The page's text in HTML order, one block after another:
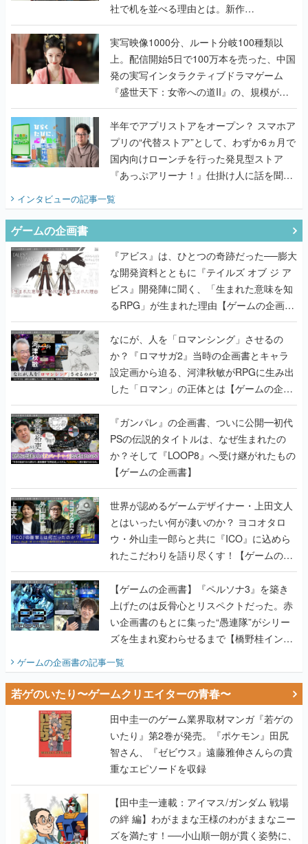
社で机を並べる理由とは。新作
『TATSUJIN EXTREME』で初タッグを組
んだレジェンド2人に訊く開発秘話
実写映像1000分、ルート分岐100種類以
上。配信開始5日で100万本を売った、中国
発の実写インタラクティブドラマゲーム
『盛世天下：女帝への道II』の、規模が違
うこだわりをプロデューサーに聞いた
半年でアプリストアをオープン？ スマホア
プリの“代替ストア”として、わずか6ヵ月で
国内向けローンチを行った発見型ストア
『あっぷアリーナ！』仕掛け人に話を聞い
てみた
インタビューの記事一覧
ゲームの企画書
『アビス』は、ひとつの奇跡だった──膨大
な開発資料とともに『テイルズ オブ ジ ア
ビス』開発陣に聞く、「生まれた意味を知
るRPG」が生まれた理由【ゲームの企画
書】
なにが、人を「ロマンシング」させるの
か？『ロマサガ2』当時の企画書とキャラ
設定画から迫る、河津秋敏がRPGに生み出
した「ロマン」の正体とは【ゲームの企画
書】
『ガンパレ』の企画書、ついに公開━初代
PSの伝説的タイトルは、なぜ生まれたの
か？そして『LOOP8』へ受け継がれたもの
【ゲームの企画書】
世界が認めるゲームデザイナー・上田文人
とはいったい何が凄いのか？ ヨコオタロ
ウ・外山圭一郎らと共に『ICO』に込めら
れたこだわりを語り尽くす！【ゲームの企
画書】
【ゲームの企画書】『ペルソナ3』を築き
上げたのは反骨心とリスペクトだった。赤
い企画書のもとに集った“愚連隊”がシリー
ズを生まれ変わらせるまで【橋野桂インタ
ビュー】
ゲームの企画書の記事一覧
若ゲのいたり〜ゲームクリエイターの青春〜
田中圭一のゲーム業界取材マンガ『若ゲの
いたり』第2巻が発売。『ポケモン』田尻
智さん、『ゼビウス』遠藤雅伸さんらの貴
重なエピソードを収録
【田中圭一連載：アイマス/ガンダム 戦場
の絆 編】わがままな王様のわがままなニー
ズを満たす！──小山順一朗が貫く姿勢に、